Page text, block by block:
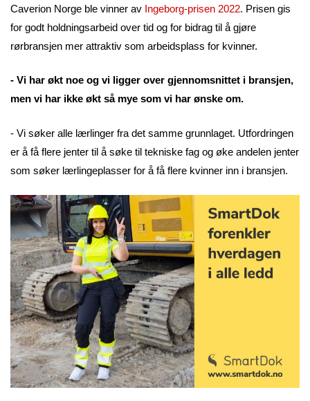
Caverion Norge ble vinner av Ingeborg-prisen 2022. Prisen gis
for godt holdningsarbeid over tid og for bidrag til å gjøre
rørbransjen mer attraktiv som arbeidsplass for kvinner.
- Vi har økt noe og vi ligger over gjennomsnittet i bransjen,
men vi har ikke økt så mye som vi har ønske om.
- Vi søker alle lærlinger fra det samme grunnlaget. Utfordringen
er å få flere jenter til å søke til tekniske fag og øke andelen jenter
som søker lærlingeplasser for å få flere kvinner inn i bransjen.